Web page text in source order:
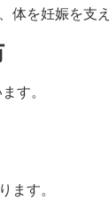
体を妊娠を支
す。
ます。